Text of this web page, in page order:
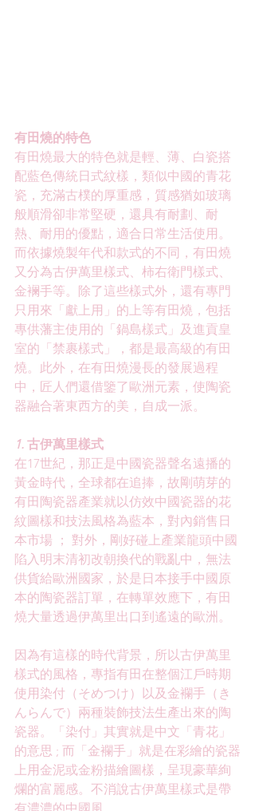
有田燒的特色
有田燒最大的特色就是輕、薄、白瓷搭
配藍色傳統日式紋樣，類似中國的青花
瓷，充滿古樸的厚重感，質感猶如玻璃
般順滑卻非常堅硬，還具有耐劃、耐
熱、耐用的優點，適合日常生活使用。
而依據燒製年代和款式的不同，有田燒
又分為古伊萬里樣式、柿右衛門樣式、
金襕手等。除了這些樣式外，還有專門
只用來「獻上用」的上等有田燒，包括
專供藩主使用的「鍋島樣式」及進貢皇
室的「禁裹樣式」，都是最高級的有田
燒。此外，在有田燒漫長的發展過程
中，匠人們還借鑒了歐洲元素，使陶瓷
器融合著東西方的美，自成一派。
1. 古伊萬里樣式
在17世紀，那正是中國瓷器聲名遠播的
黃金時代，全球都在追捧，故剛萌芽的
有田陶瓷器產業就以仿效中國瓷器的花
紋圖樣和技法風格為藍本，對內銷售日
本市場 ； 對外，剛好碰上產業龍頭中國
陷入明末清初改朝換代的戰亂中，無法
供貨給歐洲國家，於是日本接手中國原
本的陶瓷器訂單，在轉單效應下，有田
燒大量透過伊萬里出口到遙遠的歐洲。
因為有這樣的時代背景，所以古伊萬里
樣式的風格，專指有田在整個江戶時期
使用染付（そめつけ）以及金襴手（き
んらんで）兩種裝飾技法生產出來的陶
瓷器。「染付」其實就是中文「青花」
的意思 ; 而「金襴手」就是在彩繪的瓷器
上用金泥或金粉描繪圖樣，呈現豪華絢
爛的富麗感。不消說古伊萬里樣式是帶